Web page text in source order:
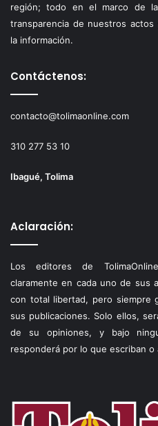
región; todo en el marco de
transparencia de nuestros
la información.
Contáctenos:
contacto@tolimaonline.com
310 277 53 10
Ibagué, Tolima
Aclaración:
Los editores de
claramente en cada uno de sus
con total libertad, pero siempre
sus publicaciones. Solo ellos,
de su opiniones, y bajo
responderá por lo que escriban o